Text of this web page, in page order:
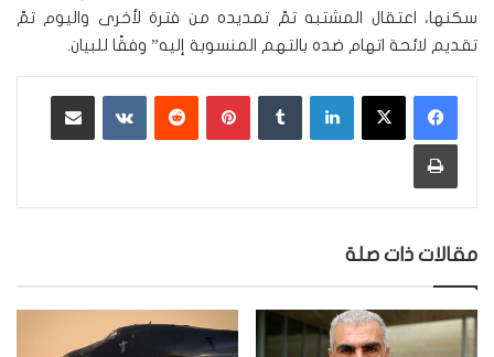
سكنها، اعتقال المشتبه تمّ تمديده من فترة لأخرى واليوم تمّ
تقديم لائحة اتهام ضده بالتهم المنسوبة إليه” وفقًا للبيان.
لينكدإن بينتيريست ‏VKontakte
طباعة
مقالات ذات صلة